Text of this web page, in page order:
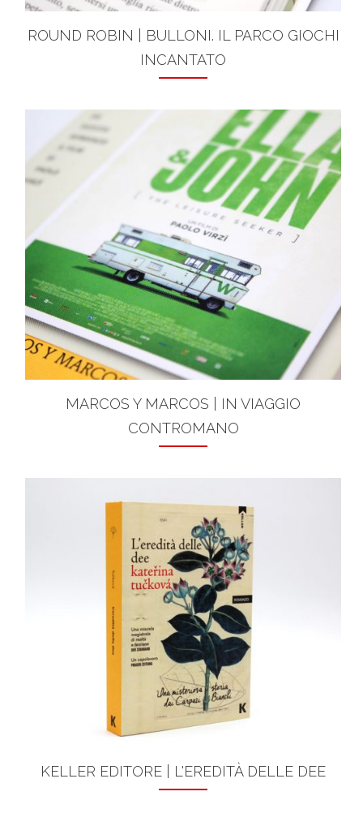
ROUND ROBIN | BULLONI. IL PARCO GIOCHI
INCANTATO
MARCOS Y MARCOS | IN VIAGGIO
CONTROMANO
KELLER EDITORE | L'EREDITÀ DELLE DEE